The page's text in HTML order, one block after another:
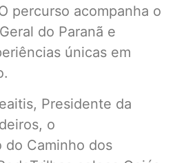
percurso acompanha o
do Paranã e
únicas em
Presidente da
o
do Caminho dos